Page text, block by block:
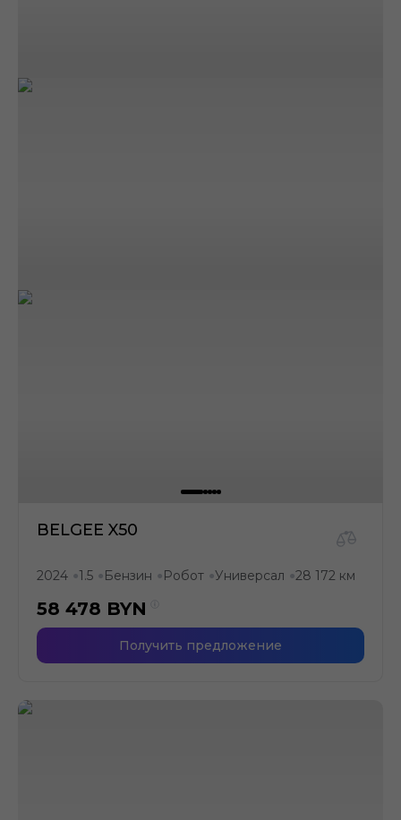
BELGEE X50
2024 ●1.5 ● Бензин ● Робот ●Универсал ●28 172 км
58 478 BYN
Получить предложение